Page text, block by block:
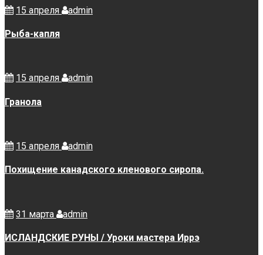
15 апреля admin
Рыба-капля
15 апреля admin
Гранола
15 апреля admin
Похищение канадского кленового сиропа.
31 марта admin
ИСЛАНДСКИЕ РУНЫ / Уроки мастера Иррэ